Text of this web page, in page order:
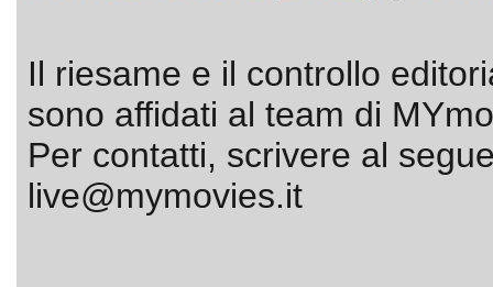
Il riesame e il controllo
sono affidati al team di
Per contatti, scrivere al
live@mymovies.it